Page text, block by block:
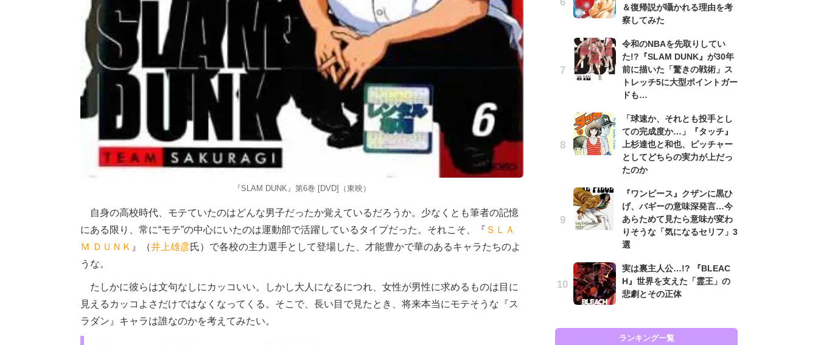
『SLAM DUNK』第6巻 [DVD]（東映）
自身の高校時代、モテていたのはどんな男子だったか覚えているだろうか。少なくとも筆者の記憶
にある限り、常に“モテ”の中心にいたのは運動部で活躍しているタイプだった。それこそ、『 ＳＬＡ
Ｍ ＤＵＮＫ 』（井上雄彦氏）で各校の主力選手として登場した、才能豊かで華のあるキャラたちのよ
うな。
たしかに彼らは文句なしにカッコいい。しかし大人になるにつれ、女性が男性に求めるものは目に
見えるカッコよさだけではなくなってくる。そこで、長い目で見たとき、将来本当にモテそうな『ス
ラダン』キャラは誰なのかを考えてみたい。
＆復帰説が囁かれる理由を考
察してみた
令和のNBAを先取りしてい
た!?『SLAM DUNK』が30年
前に描いた「驚きの戦術」ス
トレッチ5に大型ポイントガー
ドも…
「球速か、それとも投手とし
ての完成度か…」『タッチ』
上杉達也と和也、ピッチャー
としてどちらの実力が上だっ
たのか
『ワンピース』クザンに黒ひ
げ、バギーの意味深発言…今
あらためて見たら意味が変わ
りそうな「気になるセリフ」3
選
実は裏主人公…!? 『BLEAC
H』世界を支えた「霊王」の
悲劇とその正体
ランキング一覧